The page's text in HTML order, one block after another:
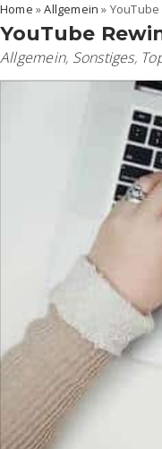
Home »Allgemein »
YouTube
Allgemein, Sonstiges,